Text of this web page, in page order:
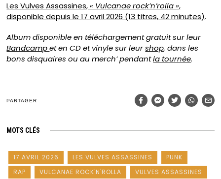
Les Vulves Assassines,« Vulcanae rock’n’rolla »,
disponible depuis le 17 avril 2026 (13 titres, 42 minutes).
Album disponible en téléchargement gratuit sur leur
Bandcampet en CD et vinyle sur leurshop, dans les
bons disquaires ou au merch’ pendantla tournée.
PARTAGER
MOTS CLÉS
17 AVRIL 2026 LES VULVES ASSASSINES
PUNK
RAP
VULCANAE ROCK'N'ROLLA VULVES ASSASSINES